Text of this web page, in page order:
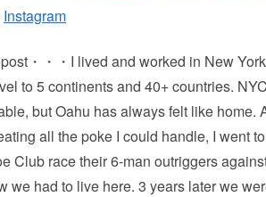
Instagram
・・・I lived and worked in New
to 5 continents and 40+ countries.
but Oahu has always felt like home.
all the poke I could handle, I went
Club race their 6-man outriggers
we had to live here. 3 years later we